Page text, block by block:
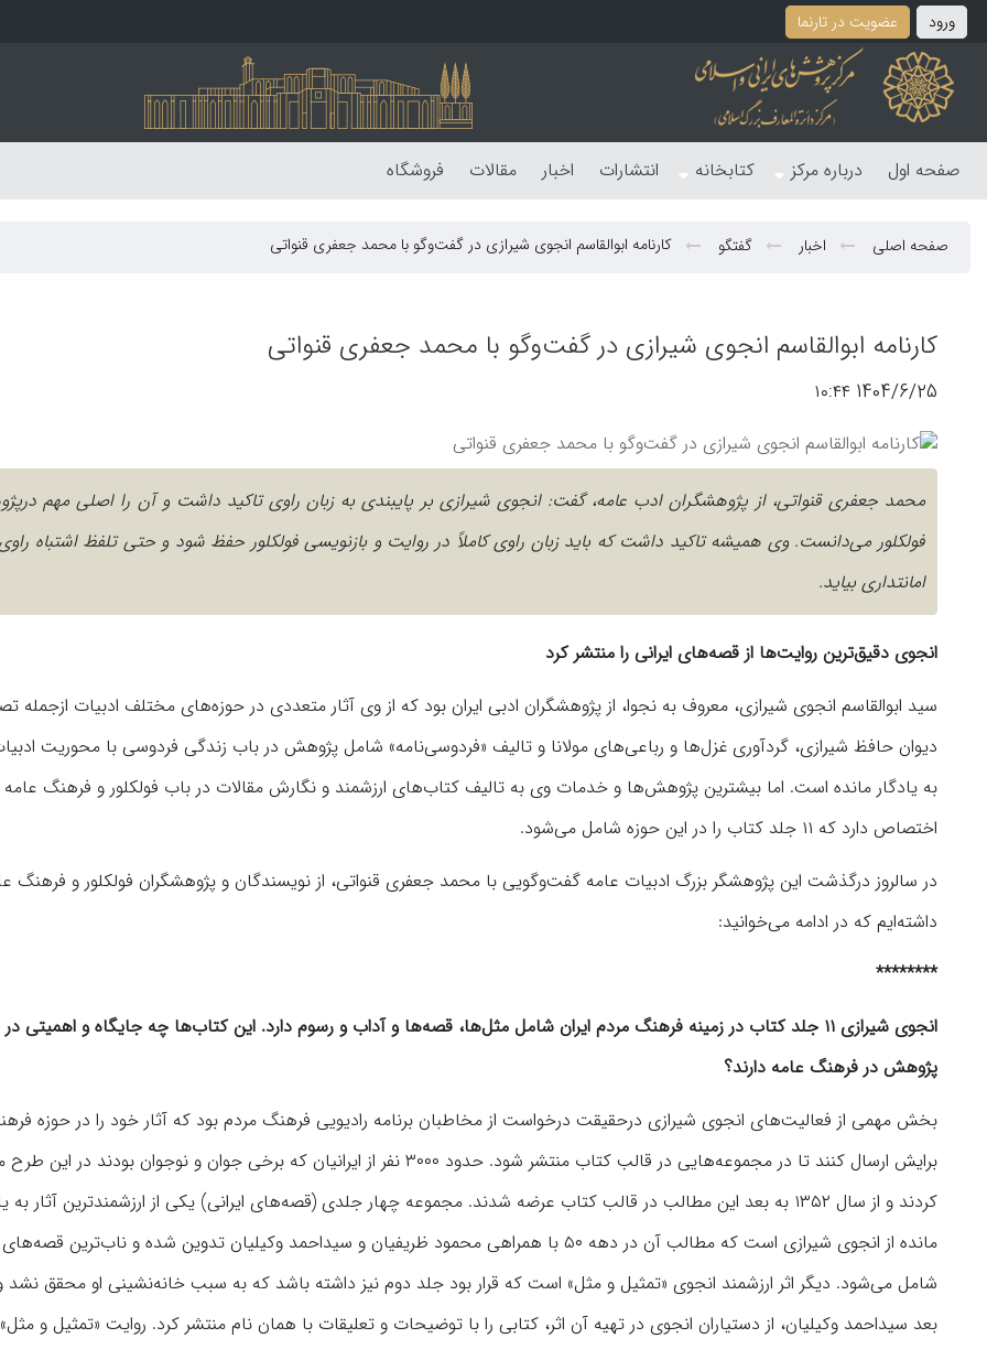
ورود عضویت در تارنما
صفحه اول درباره مرکز کتابخانه انتشارات اخبار مقالات فروشگاه
صفحه اصلی اخبار گفتگو کارنامه ابوالقاسم انجوی شیرازی در گفت‌وگو با محمد جعفری قنواتی
کارنامه ابوالقاسم انجوی شیرازی در گفت‌وگو با محمد جعفری قنواتی
1404/6/25 ۱۰:۴۴
محمد جعفری قنواتی، از پژوهشگران ادب عامه، گفت: انجوی شیرازی بر پایبندی به زبان راوی تاکید داشت و آن را اصلی مهم
فولکلور می‌دانست. وی همیشه تاکید داشت که باید زبان راوی کاملاً در روایت و بازنویسی فولکلور حفظ شود و حتی تلفظ اشتباه راوی
امانتداری بیاید.
انجوی دقیق‌ترین روایت‌ها از قصه‌های ایرانی را منتشر کرد
سید ابوالقاسم انجوی شیرازی، معروف به نجوا، از پژوهشگران ادبی ایران بود که از وی آثار متعددی در حوزه‌های مختلف ادبیات ازجمله
دیوان حافظ شیرازی، گردآوری غزل‌ها و رباعی‌های مولانا و تالیف «فردوسی‌نامه» شامل پژوهش در باب زندگی فردوسی با محوریت
به یادگار مانده است. اما بیشترین پژوهش‌ها و خدمات وی به تالیف کتاب‌های ارزشمند و نگارش مقالات در باب فولکلور و فرهنگ عامه
اختصاص دارد که ۱۱ جلد کتاب را در این حوزه شامل می‌شود.
در سالروز درگذشت این پژوهشگر بزرگ ادبیات عامه گفت‌وگویی با محمد جعفری قنواتی، از نویسندگان و پژوهشگران فولکلور و فرهنگ
داشته‌ایم که در ادامه می‌خوانید:
********
انجوی شیرازی ۱۱ جلد کتاب در زمینه فرهنگ مردم ایران شامل مثل‌ها، قصه‌ها و آداب و رسوم دارد. این کتاب‌ها چه جایگاه و اهمیتی در
پژوهش در فرهنگ عامه دارند؟
بخش مهمی از فعالیت‌های انجوی شیرازی درحقیقت درخواست از مخاطبان برنامه رادیویی فرهنگ مردم بود که آثار خود را در حوزه
برایش ارسال کنند تا در مجموعه‌هایی در قالب کتاب منتشر شود. حدود ۳۰۰۰ نفر از ایرانیان که برخی جوان و نوجوان بودند
کردند و از سال ۱۳۵۲ به بعد این مطالب در قالب کتاب عرضه شدند. مجموعه چهار جلدی (قصه‌های ایرانی) یکی از ارزشمندترین آثار به
مانده از انجوی شیرازی است که مطالب آن در دهه ۵۰ با همراهی محمود ظریفیان و سیداحمد وکیلیان تدوین شده و ناب‌ترین
بعد سیداحمد وکیلیان، از دستیاران انجوی در تهیه آن اثر، کتابی را با توضیحات و تعلیقات با همان نام منتشر کرد. روایت «تمثیل و